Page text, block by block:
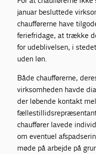
januar besluttede
chaufførerne have
feriefridage, at trække
for udeblivelsen, i
uden løn.
Både chaufførerne,
virksomheden havde
der løbende kontakt
chauffører lavede
om eventuel
møde på arbejde på